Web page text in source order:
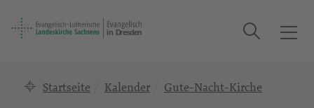
T
Suche
Startseite Kalender Gute-Nacht-Kirche